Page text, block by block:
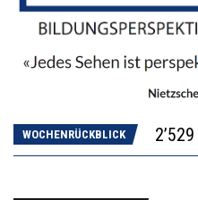
WOCHENRÜCKBLICK